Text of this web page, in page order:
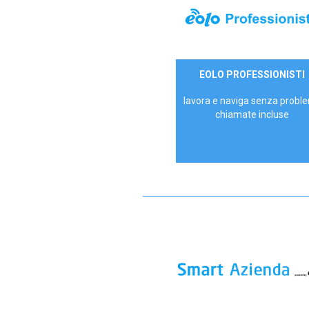
35,00 €/mese
EOLO PROFESSIONISTI
lavora e naviga senza
chiamate incluse